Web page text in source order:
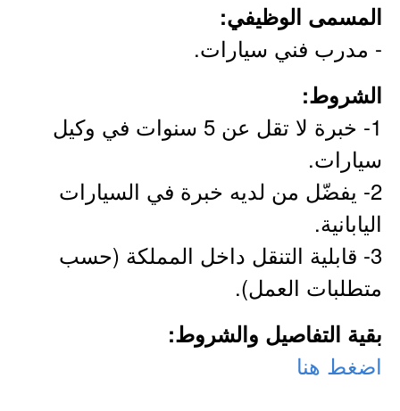
المسمى الوظيفي:
- مدرب فني سيارات.
الشروط:
1- خبرة لا تقل عن 5 سنوات في وكيل
سيارات.
2- يفضّل من لديه خبرة في السيارات
اليابانية.
3- قابلية التنقل داخل المملكة (حسب
متطلبات العمل).
بقية التفاصيل والشروط:
اضغط هنا